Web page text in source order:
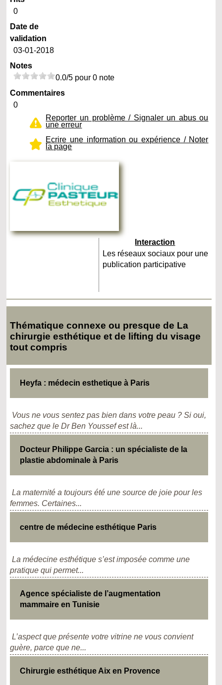
0
Date de
validation
03-01-2018
Notes
0.0/5 pour 0 note
Commentaires
0
Reporter un problème / Signaler un abus ou
une erreur
Ecrire une information ou expérience / Noter
la page
Interaction
Les réseaux sociaux pour une
publication participative
Thématique connexe ou presque de La
chirurgie esthétique et de lifting du visage
tout compris
Heyfa : médecin esthetique à Paris
Vous ne vous sentez pas bien dans votre peau ? Si oui,
sachez que le Dr Ben Youssef est là...
Docteur Philippe Garcia : un spécialiste de la
plastie abdominale à Paris
La maternité a toujours été une source de joie pour les
femmes. Certaines...
centre de médecine esthétique Paris
La médecine esthétique s’est imposée comme une
pratique qui permet...
Agence spécialiste de l’augmentation
mammaire en Tunisie
L’aspect que présente votre vitrine ne vous convient
guère, parce que ne...
Chirurgie esthétique Aix en Provence